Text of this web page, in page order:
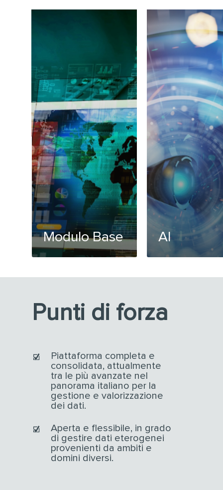
Modulo Base AI
Punti di forza
Piattaforma completa e
consolidata, attualmente
tra le più avanzate nel
panorama italiano per la
gestione e valorizzazione
dei dati.
Aperta e flessibile, in grado
di gestire dati eterogenei
provenienti da ambiti e
domini diversi.